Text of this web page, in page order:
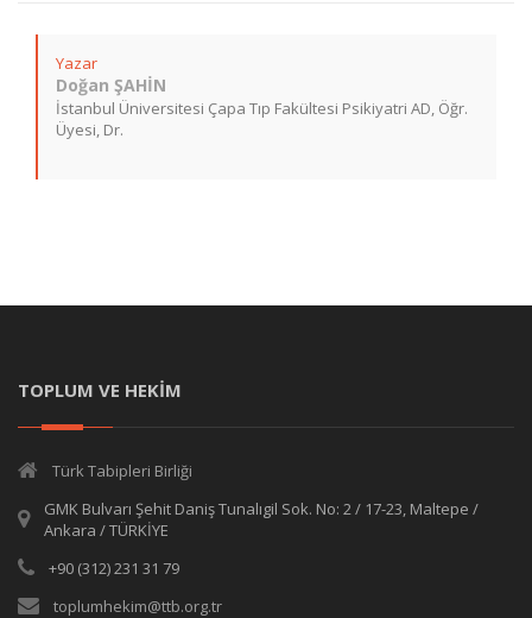
Yazar
Doğan ŞAHİN
İstanbul Üniversitesi Çapa Tıp Fakültesi Psikiyatri AD, Öğr.
Üyesi, Dr.
TOPLUM VE HEKİM
Türk Tabipleri Birliği
GMK Bulvarı Şehit Daniş Tunalıgil Sok. No: 2 / 17-23, Maltepe /
Ankara / TÜRKİYE
+90 (312) 231 31 79
toplumhekim@ttb.org.tr